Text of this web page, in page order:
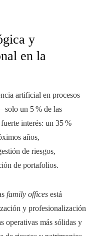
y
en la
artificial en procesos
un 5 % de las
interés: un 35 %
años,
de riesgos,
de portafolios.
family offices está
y profesionalización
operativas más sólidas y